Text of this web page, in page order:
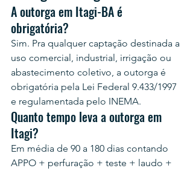
A outorga em Itagi-BA é
obrigatória?
Sim. Pra qualquer captação destinada a
uso comercial, industrial, irrigação ou
abastecimento coletivo, a outorga é
obrigatória pela Lei Federal 9.433/1997
e regulamentada pelo INEMA.
Quanto tempo leva a outorga em
Itagi?
Em média de 90 a 180 dias contando
APPO + perfuração + teste + laudo +